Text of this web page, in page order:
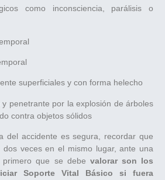
como inconsciencia, parálisis o
superficiales y con forma helecho
y penetrante por la explosión de árboles
contra objetos sólidos
del accidente es segura, recordar que
veces en el mismo lugar, ante una
primero que se debe valorar son los
Soporte Vital Básico si fuera